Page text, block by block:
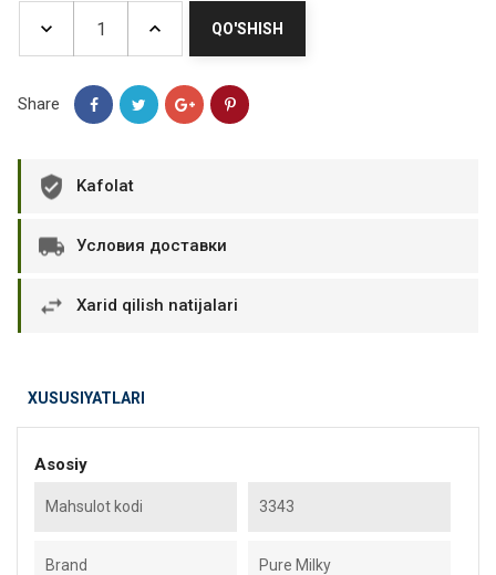
QO'SHISH
Share
Kafolat
Условия доставки
Xarid qilish natijalari
XUSUSIYATLARI
Asosiy
Mahsulot kodi 3343
Brand Pure Milky